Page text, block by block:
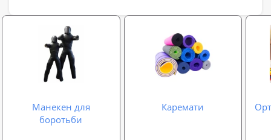
Манекен для
боротьби
Каремати